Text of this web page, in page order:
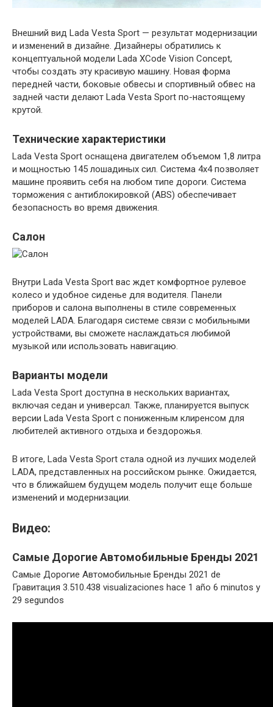
Внешний вид Lada Vesta Sport — результат модернизации
и изменений в дизайне. Дизайнеры обратились к
концептуальной модели Lada XCode Vision Concept,
чтобы создать эту красивую машину. Новая форма
передней части, боковые обвесы и спортивный обвес на
задней части делают Lada Vesta Sport по-настоящему
крутой.
Технические характеристики
Lada Vesta Sport оснащена двигателем объемом 1,8 литра
и мощностью 145 лошадиных сил. Система 4х4 позволяет
машине проявить себя на любом типе дороги. Система
торможения с антиблокировкой (ABS) обеспечивает
безопасность во время движения.
Салон
Внутри Lada Vesta Sport вас ждет комфортное рулевое
колесо и удобное сиденье для водителя. Панели
приборов и салона выполнены в стиле современных
моделей LADA. Благодаря системе связи с мобильными
устройствами, вы сможете наслаждаться любимой
музыкой или использовать навигацию.
Варианты модели
Lada Vesta Sport доступна в нескольких вариантах,
включая седан и универсал. Также, планируется выпуск
версии Lada Vesta Sport с пониженным клиренсом для
любителей активного отдыха и бездорожья.
В итоге, Lada Vesta Sport стала одной из лучших моделей
LADA, представленных на российском рынке. Ожидается,
что в ближайшем будущем модель получит еще больше
изменений и модернизации.
Видео:
Самые Дорогие Автомобильные Бренды 2021
Самые Дорогие Автомобильные Бренды 2021 de
Гравитация 3.510.438 visualizaciones hace 1 año 6 minutos y
29 segundos